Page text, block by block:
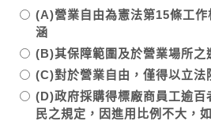
(A)營業自由為憲法第15條工
涵
(B)其保障範圍及於營業場所
(C)對於營業自由，僅得以立
(D)政府採購得標廠商員工逾百
民之規定，因進用比例不大，